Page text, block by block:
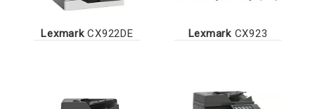
LexmarkCX922DE LexmarkCX923